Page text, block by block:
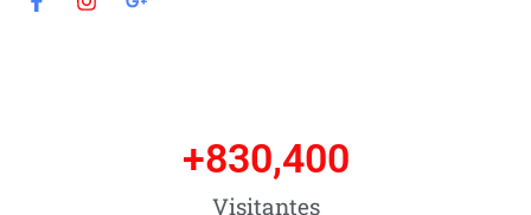
Visitantes
+830,400